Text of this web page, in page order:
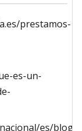
prestamos-
es-un-
es/blog/